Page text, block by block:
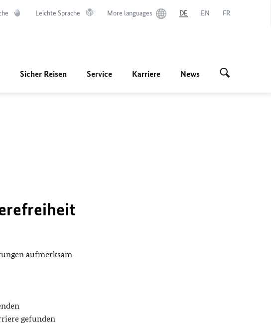
Leichte Sprache More languages DE EN FR
Sicher Reisen Service Karriere News
aufmerksam
gefunden